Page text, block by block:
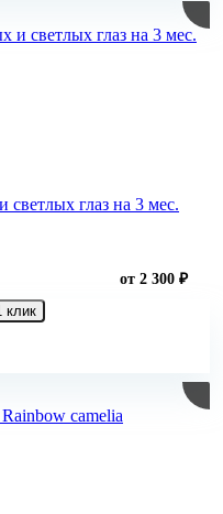
глаз на 3 мес.
от 2 300 ₽
клик